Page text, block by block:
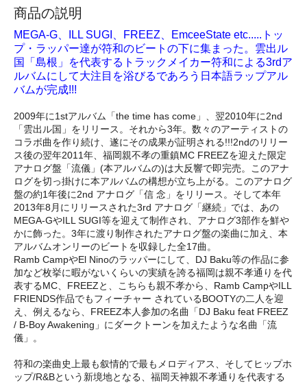
商品の説明
MEGA-G、ILL SUGI、FREEZ、EmceeState etc.....トッ
プ・ラッパー達が符和のビートの下に集まった。雲出ル
国「島根」を代表するトラックメイカー符和による3rdア
ルバムにして大注目を浴びるであろう日本語ラップアル
バムが完成!!!
2009年に1stアルバム「the time has come」、翌2010年に2nd
「雲出ル国」をリリース。それから3年。数々のアーティストの
コラボ曲を作り続け、遂にその成果が証明される!!!2ndのリリー
ス後の翌年2011年、福岡親不孝の重鎮MC FREEZを迎えた限定
アナログ盤「流儀」(本アルバムの)は大反響で即完売。このアナ
ログを切っ掛けに本アルバムの構想が立ち上がる。このアナログ
盤の約1年後に2nd アナログ「信 念」をリリース。そして本年
2013年8月にリリースされた3rd アナログ「継続」では、あの
MEGA-GやILL SUGI等を迎えて制作され、アナログ3部作を鮮や
かに飾った。3年に渡り制作されたアナログ盤の楽曲に加え、本
アルバムオンリーのビートを収録した全17曲。
Ramb CampやEl Ninoのラッパーにして、DJ Baku等の作品に参
加など枚挙に暇がないくらいの実績を誇る福岡は親不孝通りを代
表するMC、FREEZと、こちらも親不孝から、Ramb CampやILL
FRIENDS作品でもフィーチャー されているBOOTYの二人を迎
え、例えるなら、FREEZ本人参加の名曲「DJ Baku feat FREEZ
/ B-Boy Awakening」にダークトーンを加えたような名曲「流
儀」。
符和の楽曲史上最も叙情的で最もメロディアス、そしてヒップホ
ップ/R&Bという新境地となる、福岡天神親不孝通りを代表する